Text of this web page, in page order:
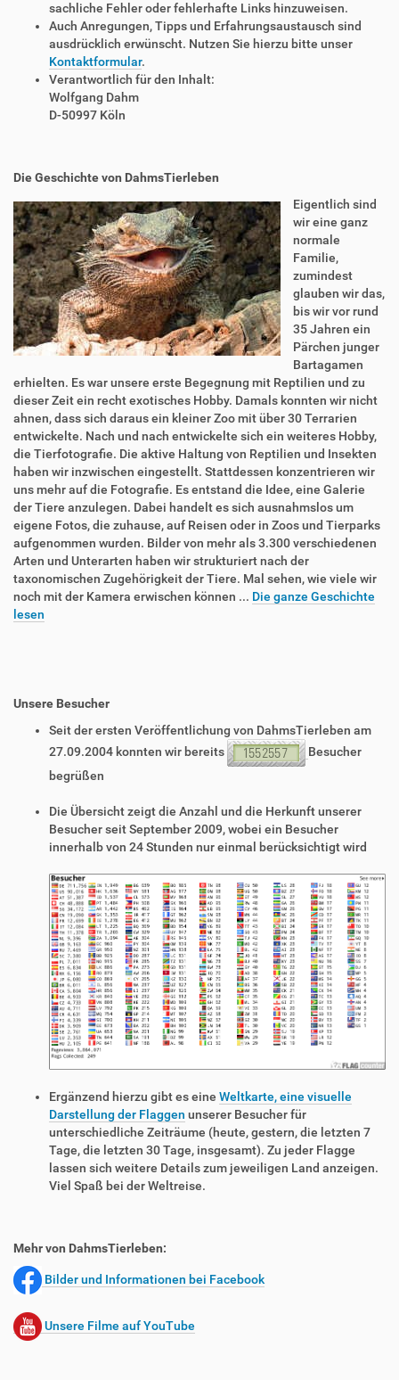
sachliche Fehler oder fehlerhafte Links hinzuweisen.
Auch Anregungen, Tipps und Erfahrungsaustausch sind
ausdrücklich erwünscht. Nutzen Sie hierzu bitte unser
Kontaktformular.
Verantwortlich für den Inhalt:
Wolfgang Dahm
D-50997 Köln
Die Geschichte von DahmsTierleben
Eigentlich sind
wir eine ganz
normale
Familie,
zumindest
glauben wir das,
bis wir vor rund
35 Jahren ein
Pärchen junger
Bartagamen
erhielten. Es war unsere erste Begegnung mit Reptilien und zu
dieser Zeit ein recht exotisches Hobby. Damals konnten wir nicht
ahnen, dass sich daraus ein kleiner Zoo mit über 30 Terrarien
entwickelte. Nach und nach entwickelte sich ein weiteres Hobby,
die Tierfotografie. Die aktive Haltung von Reptilien und Insekten
haben wir inzwischen eingestellt. Stattdessen konzentrieren wir
uns mehr auf die Fotografie. Es entstand die Idee, eine Galerie
der Tiere anzulegen. Dabei handelt es sich ausnahmslos um
eigene Fotos, die zuhause, auf Reisen oder in Zoos und Tierparks
aufgenommen wurden. Bilder von mehr als 3.300 verschiedenen
Arten und Unterarten haben wir strukturiert nach der
taxonomischen Zugehörigkeit der Tiere. Mal sehen, wie viele wir
noch mit der Kamera erwischen können ... Die ganze Geschichte
lesen
Unsere Besucher
Seit der ersten Veröffentlichung von DahmsTierleben am
27.09.2004 konnten wir bereits
Besucher
begrüßen
Die Übersicht zeigt die Anzahl und die Herkunft unserer
Besucher seit September 2009, wobei ein Besucher
innerhalb von 24 Stunden nur einmal berücksichtigt wird
Ergänzend hierzu gibt es eine Weltkarte, eine visuelle
Darstellung der Flaggen unserer Besucher für
unterschiedliche Zeiträume (heute, gestern, die letzten 7
Tage, die letzten 30 Tage, insgesamt). Zu jeder Flagge
lassen sich weitere Details zum jeweiligen Land anzeigen.
Viel Spaß bei der Weltreise.
Mehr von DahmsTierleben:
Bilder und Informationen bei Facebook
Unsere Filme auf YouTube